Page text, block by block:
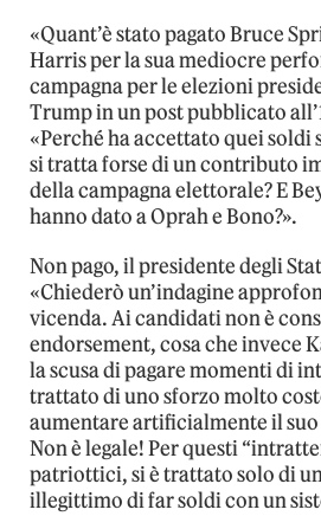
«Quant’è stato pagato Bruce
Harris per la sua mediocre
campagna per le elezioni
Trump in un post pubblicato
«Perché ha accettato quei soldi
si tratta forse di un contributo
della campagna elettorale? E
hanno dato a Oprah e Bono?».
Non pago, il presidente degli
«Chiederò un’indagine
vicenda. Ai candidati non è
endorsement, cosa che invece
la scusa di pagare momenti di
trattato di uno sforzo molto
aumentare artificialmente il
Non è legale! Per questi
patriottici, si è trattato solo di
illegittimo di far soldi con un